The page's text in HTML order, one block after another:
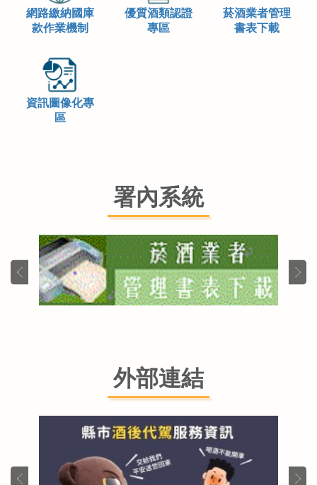
網路繳納國庫
款作業機制
優質酒類認證
專區
菸酒業者管理
書表下載
資訊圖像化專
區
署內系統
外部連結